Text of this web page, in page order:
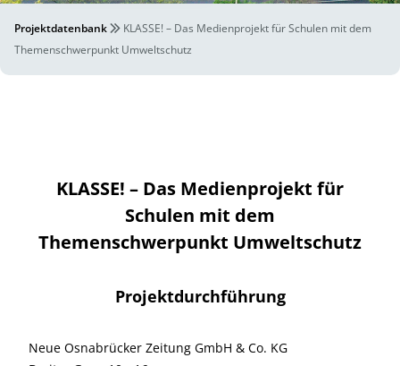
Projektdatenbank
KLASSE! – Das Medienprojekt für Schulen mit dem
Themenschwerpunkt Umweltschutz
KLASSE! – Das Medienprojekt für
Schulen mit dem
Themenschwerpunkt Umweltschutz
Projektdurchführung
Neue Osnabrücker Zeitung GmbH & Co. KG